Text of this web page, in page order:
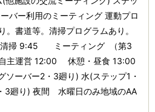
バー利用のミーティング 運動プロ
。書道等。清掃プログラムあり。
掃 9:45 ミーティング （第3
主運営 12:00 休憩・昼食 13:00
ソーバー2・3廻り) 水(ステップ1・
廻り) 夜間 水曜日のみ地域のAA